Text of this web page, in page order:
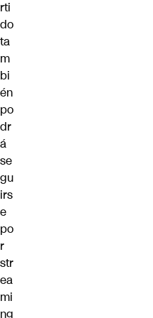
rti
do
ta
m
bi
én
po
dr
á
se
gu
irs
e
po
r
str
ea
mi
ng